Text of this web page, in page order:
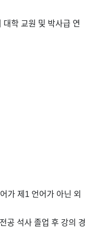
대학 교원 및 박사급 연
가 제1 언어가 아닌 외
공 석사 졸업 후 강의 경